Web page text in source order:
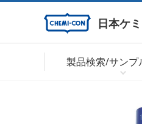
日本ケ
製品検索/サンプ